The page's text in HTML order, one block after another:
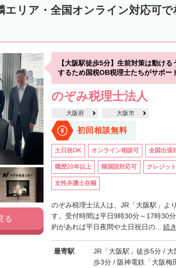
エリア・全国オンライン対応可
【大阪駅徒歩5分】生前対策は動け
するため国税OB税理士たちがサポー
のぞみ税理士法人
大阪府 大阪市
初回相談無料
土日祝OK オンライン相談可 全国出張
職歴20年以上 韓国語対応可 クレジッ
女性弁護士在籍
のぞみ税理士法人は、JR「大阪駅」よ
す。受付時間は平日9時30分～17時30
約があれば平日夜間や土日祝日の... 続
最寄駅
JR「大阪駅」徒歩5分 /
歩3分 / 阪神電鉄「大阪梅
る